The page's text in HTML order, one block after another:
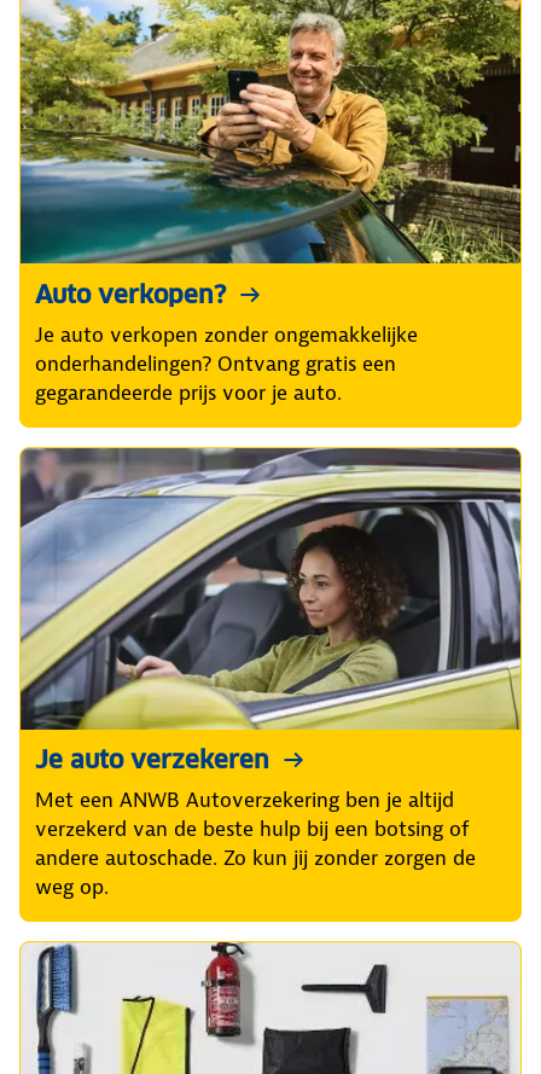
Auto verkopen?
Je auto verkopen zonder ongemakkelijke
onderhandelingen? Ontvang gratis een
gegarandeerde prijs voor je auto.
Je auto verzekeren
Met een ANWB Autoverzekering ben je altijd
verzekerd van de beste hulp bij een botsing of
andere autoschade. Zo kun jij zonder zorgen de
weg op.